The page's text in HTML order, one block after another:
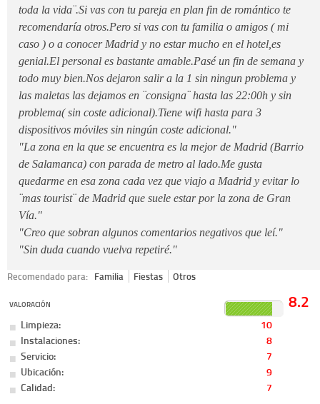
toda la vida¨.Si vas con tu pareja en plan fin de romántico te
recomendaría otros.Pero si vas con tu familia o amigos ( mi
caso ) o a conocer Madrid y no estar mucho en el hotel,es
genial.El personal es bastante amable.Pasé un fin de semana y
todo muy bien.Nos dejaron salir a la 1 sin ningun problema y
las maletas las dejamos en ¨consigna¨ hasta las 22:00h y sin
problema( sin coste adicional).Tiene wifi hasta para 3
dispositivos móviles sin ningún coste adicional."
"La zona en la que se encuentra es la mejor de Madrid (Barrio
de Salamanca) con parada de metro al lado.Me gusta
quedarme en esa zona cada vez que viajo a Madrid y evitar lo
¨mas tourist¨ de Madrid que suele estar por la zona de Gran
Vía."
"Creo que sobran algunos comentarios negativos que leí."
"Sin duda cuando vuelva repetiré."
Recomendado para: Familia Fiestas Otros
VALORACIÓN 8.2
Limpieza:
10
Instalaciones:
8
Servicio:
7
Ubicación:
9
Calidad:
7